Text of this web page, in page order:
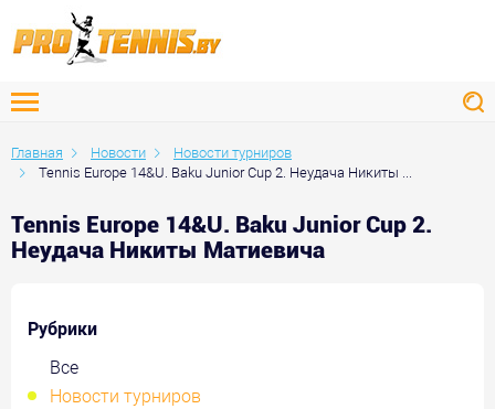
Главная Новости
Новости турниров
Tennis Europe 14&U. Baku Junior Cup 2. Неудача Никиты ...
Tennis Europe 14&U. Baku Junior Cup 2.
Неудача Никиты Матиевича
Рубрики
Все
Новости турниров